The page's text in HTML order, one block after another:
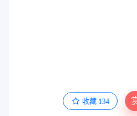
收藏 134